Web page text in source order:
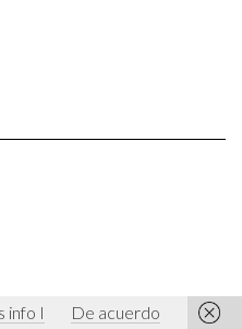
info I De acuerdo